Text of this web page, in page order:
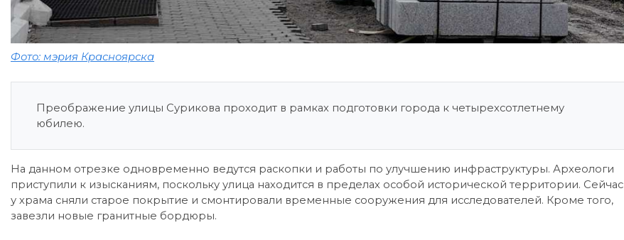
Фото: мэрия Красноярска
Преображение улицы Сурикова проходит в рамках подготовки города к четырехсотлетнему
юбилею.
На данном отрезке одновременно ведутся раскопки и работы по улучшению инфраструктуры. Археологи
приступили к изысканиям, поскольку улица находится в пределах особой исторической территории. Сейчас
у храма сняли старое покрытие и смонтировали временные сооружения для исследователей. Кроме того,
завезли новые гранитные бордюры.